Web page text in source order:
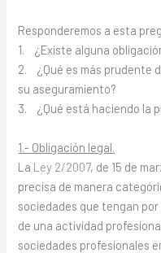
Responderemos a esta
1. ¿Existe alguna
2. ¿Qué es más prudente
su aseguramiento?
3. ¿Qué está haciendo la
1.- Obligación legal.
La Ley 2/2007, de 15 de
precisa de manera
sociedades que tengan
de una actividad
sociedades profesionales